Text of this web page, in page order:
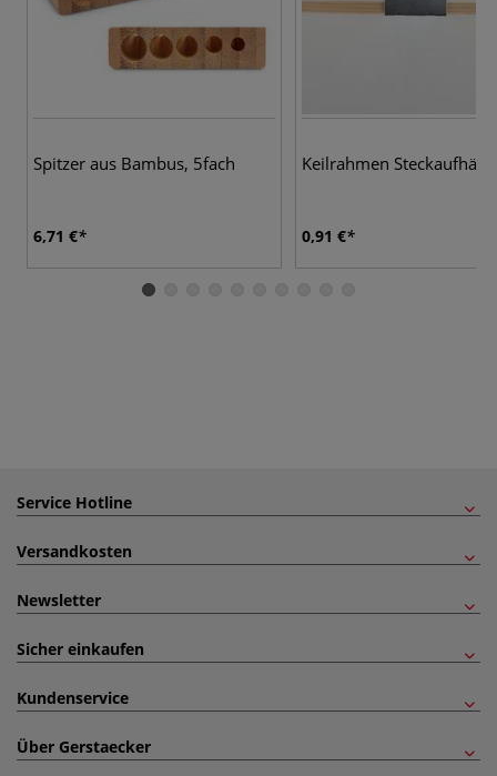
Spitzer aus Bambus, 5fach
6,71 €
Keilrahmen
0,91 €
Service Hotline
Versandkosten
Newsletter
Sicher einkaufen
Kundenservice
Über Gerstaecker